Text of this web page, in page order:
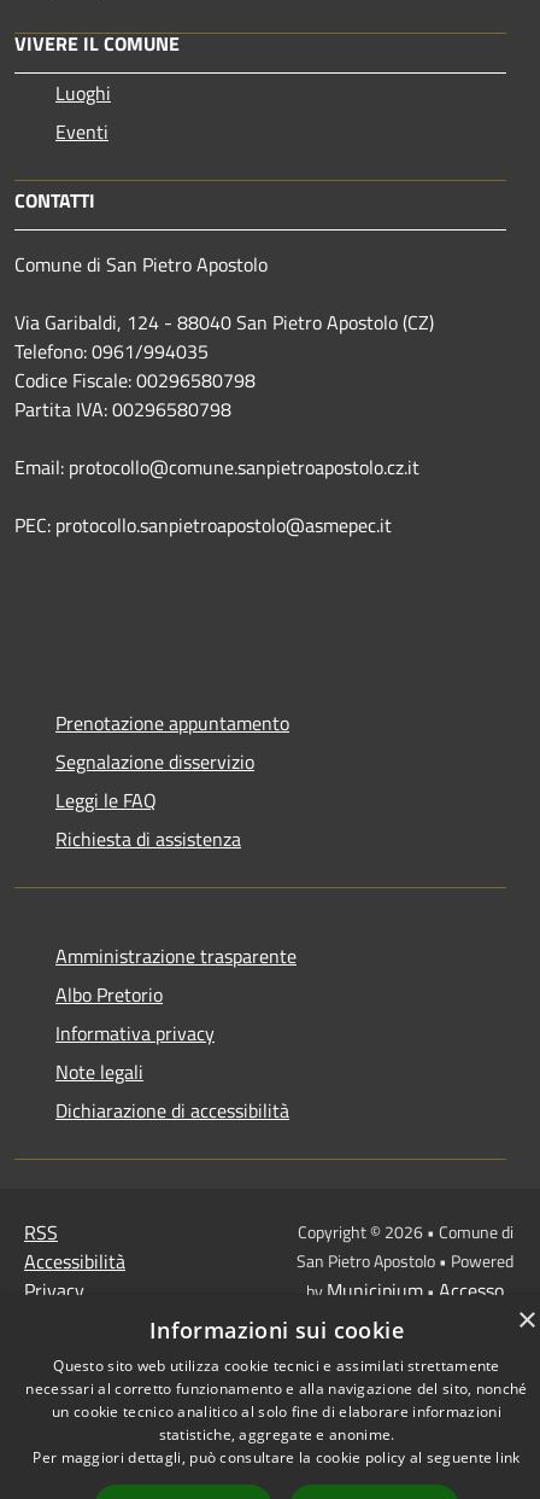
VIVERE IL COMUNE
Luoghi
Eventi
CONTATTI
Comune di San Pietro Apostolo
Via Garibaldi, 124 - 88040 San Pietro Apostolo (CZ)
Telefono: 0961/994035
Codice Fiscale: 00296580798
Partita IVA: 00296580798
Email: protocollo@comune.sanpietroapostolo.cz.it
PEC: protocollo.sanpietroapostolo@asmepec.it
Prenotazione appuntamento
Segnalazione disservizio
Leggi le FAQ
Richiesta di assistenza
Amministrazione trasparente
Albo Pretorio
Informativa privacy
Note legali
Dichiarazione di accessibilità
RSS
Accessibilità
Privacy
Copyright © 2026 • Comune di
San Pietro Apostolo • Powered
byMunicipium• Accesso
redazione
×
Informazioni sui cookie
Questo sito web utilizza cookie tecnici e assimilati strettamente
necessari al corretto funzionamento e alla navigazione del sito, nonché
un cookie tecnico analitico al solo fine di elaborare informazioni
statistiche, aggregate e anonime.
Per maggiori dettagli, può consultare la cookie policy al seguente link